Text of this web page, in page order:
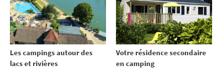
Les campings autour des
lacs et rivières
Votre résidence secondaire
en camping